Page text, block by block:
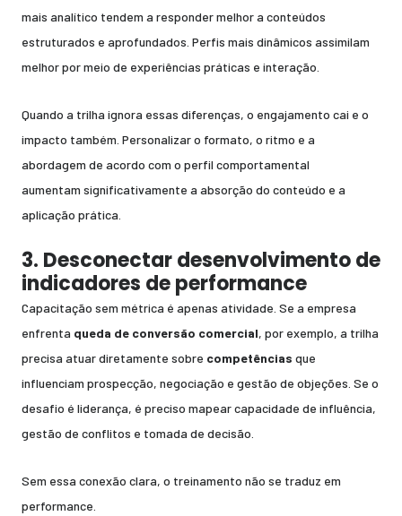
mais analítico tendem a responder melhor a conteúdos
estruturados e aprofundados. Perfis mais dinâmicos assimilam
melhor por meio de experiências práticas e interação.
Quando a trilha ignora essas diferenças, o engajamento cai e o
impacto também. Personalizar o formato, o ritmo e a
abordagem de acordo com o perfil comportamental
aumentam significativamente a absorção do conteúdo e a
aplicação prática.
3. Desconectar desenvolvimento de
indicadores de performance
Capacitação sem métrica é apenas atividade. Se a empresa
enfrenta queda de conversão comercial, por exemplo, a trilha
precisa atuar diretamente sobre competências que
influenciam prospecção, negociação e gestão de objeções. Se o
desafio é liderança, é preciso mapear capacidade de influência,
gestão de conflitos e tomada de decisão.
Sem essa conexão clara, o treinamento não se traduz em
performance.